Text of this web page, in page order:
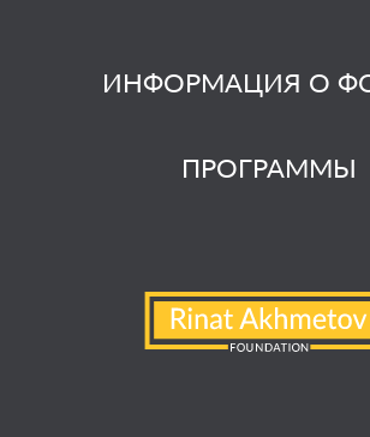
ИНФОРМАЦИЯ О
ПРОГРАММЫ